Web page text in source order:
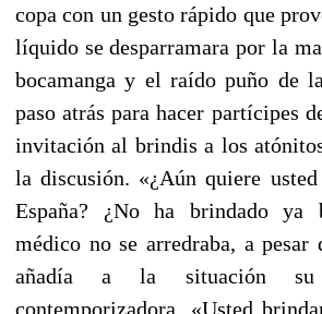
copa con un gesto rápido que
líquido se desparramara por la
bocamanga y el raído puño de
paso atrás para hacer partícipes
invitación al brindis a los
la discusión. «¿Aún quiere
España? ¿No ha brindado ya
médico no se arredraba, a
añadía a la situación su
contemporizadora. «Usted